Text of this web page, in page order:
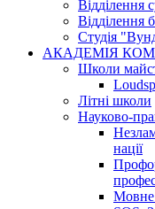
Відділення
Відділення
Студія
АКАДЕМІЯ
Школи
Літні школи
Науково-
нації
Мовне